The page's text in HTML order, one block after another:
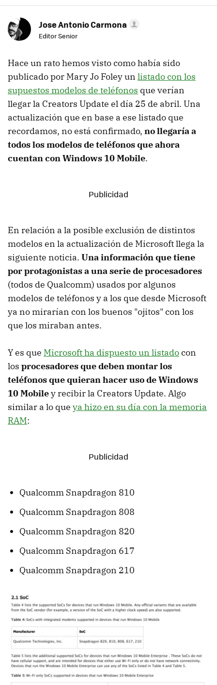
Jose Antonio Carmona
Editor Senior
Hace un rato hemos visto como había sido
publicado por Mary Jo Foley un listado con los
supuestos modelos de teléfonos que verían
llegar la Creators Update el día 25 de abril. Una
actualización que en base a ese listado que
recordamos, no está confirmado, no llegaría a
todos los modelos de teléfonos que ahora
cuentan con Windows 10 Mobile.
En relación a la posible exclusión de distintos
modelos en la actualización de Microsoft llega la
siguiente noticia. Una información que tiene
por protagonistas a una serie de procesadores
(todos de Qualcomm) usados por algunos
modelos de teléfonos y a los que desde Microsoft
ya no mirarían con los buenos "ojitos" con los
que los miraban antes.
Y es que Microsoft ha dispuesto un listadocon
los procesadores que deben montar los
teléfonos que quieran hacer uso de Windows
10 Mobiley recibir la Creators Update. Algo
similar a lo que ya hizo en su día con la memoria
RAM:
Qualcomm Snapdragon 810
Qualcomm Snapdragon 808
Qualcomm Snapdragon 820
Qualcomm Snapdragon 617
Qualcomm Snapdragon 210